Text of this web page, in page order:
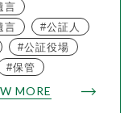
言
言
公証人
公証役場
保管
MORE